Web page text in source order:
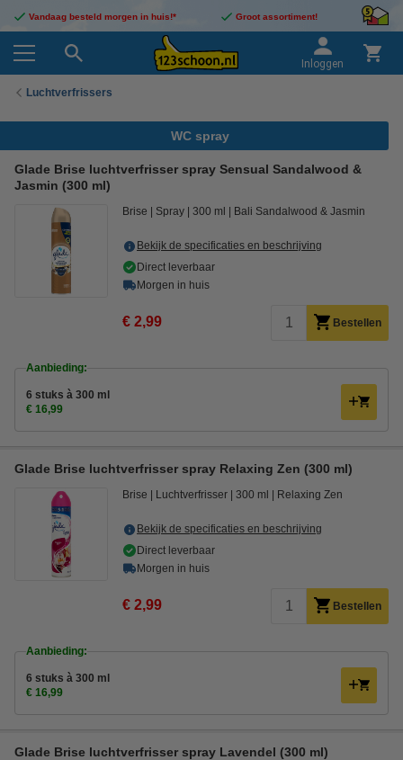
Vandaag besteld morgen in huis!* Groot assortiment!
Inloggen
Luchtverfrissers
WC spray
Glade Brise luchtverfrisser spray Sensual Sandalwood &
Jasmin (300 ml)
Brise Spray 300 ml Bali Sandalwood & Jasmin
Bekijk de specificaties en beschrijving
Direct leverbaar
Morgen in huis
€ 2,99 Bestellen
Aanbieding:
6 stuks à 300 ml
€ 16,99
Glade Brise luchtverfrisser spray Relaxing Zen (300 ml)
Brise Luchtverfrisser 300 ml Relaxing Zen
Bekijk de specificaties en beschrijving
Direct leverbaar
Morgen in huis
€ 2,99 Bestellen
Aanbieding:
6 stuks à 300 ml
€ 16,99
Glade Brise luchtverfrisser spray Lavendel (300 ml)